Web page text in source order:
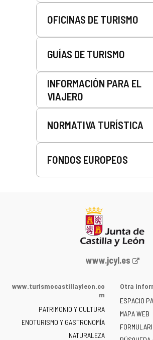
OFICINAS DE TURISMO
GUÍAS DE TURISMO
INFORMACIÓN PARA EL
VIAJERO
NORMATIVA TURÍSTICA
FONDOS EUROPEOS
Portal
la
de
Castilla
y
www.jcyl.es
www.turismocastillayleon.co
m
PATRIMONIO Y CULTURA
ENOTURISMO Y GASTRONOMÍA
NATURALEZA
Otra
ESPACIO
MAPA WEB